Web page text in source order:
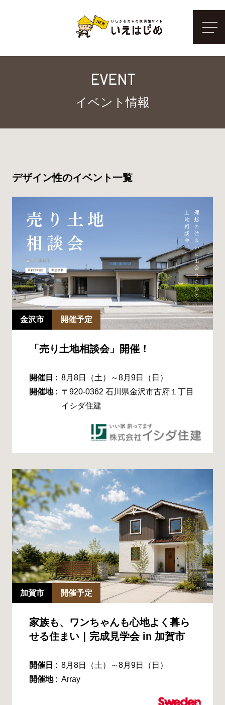
メ
EVENT
イベント情報
デザイン性のイベント一覧
金沢市 開催予定
「売り土地相談会」開催！
開催日 : 8月8日（土）～8月9日（日）
開催地 : 〒920-0362 石川県金沢市古府１丁目
イシダ住建
加賀市 開催予定
家族も、ワンちゃんも心地よく暮ら
せる住まい｜完成見学会 in 加賀市
開催日 : 8月8日（土）～8月9日（日）
開催地 : Array